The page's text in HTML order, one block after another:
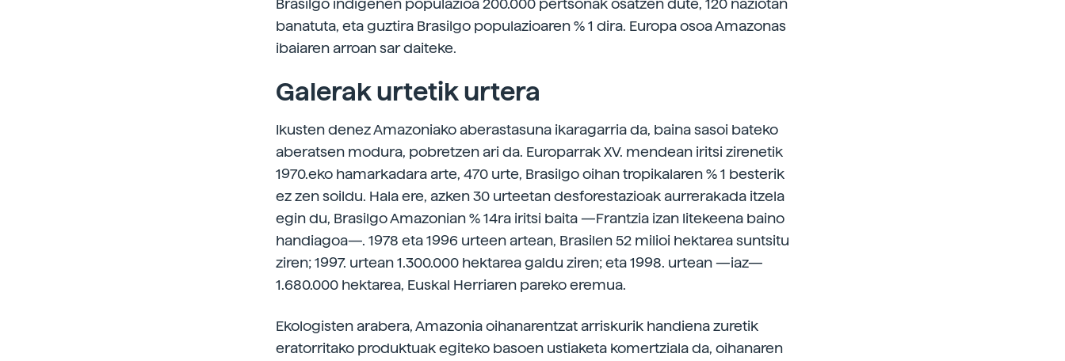
Brasilgo indigenen populazioa 200.000 pertsonak osatzen dute, 120 naziotan
banatuta, eta guztira Brasilgo populazioaren % 1 dira. Europa osoa Amazonas
ibaiaren arroan sar daiteke.
Galerak urtetik urtera
Ikusten denez Amazoniako aberastasuna ikaragarria da, baina sasoi bateko
aberatsen modura, pobretzen ari da. Europarrak XV. mendean iritsi zirenetik
1970.eko hamarkadara arte, 470 urte, Brasilgo oihan tropikalaren % 1 besterik
ez zen soildu. Hala ere, azken 30 urteetan desforestazioak aurrerakada itzela
egin du, Brasilgo Amazonian % 14ra iritsi baita —Frantzia izan litekeena baino
handiagoa—. 1978 eta 1996 urteen artean, Brasilen 52 milioi hektarea suntsitu
ziren; 1997. urtean 1.300.000 hektarea galdu ziren; eta 1998. urtean —iaz—
1.680.000 hektarea, Euskal Herriaren pareko eremua.
Ekologisten arabera, Amazonia oihanarentzat arriskurik handiena zuretik
eratorritako produktuak egiteko basoen ustiaketa komertziala da, oihanaren